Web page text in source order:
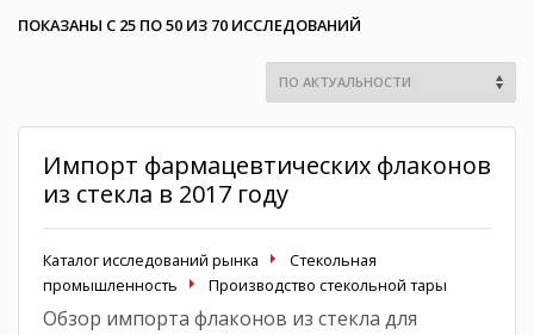
ПОКАЗАНЫ С 25 ПО 50 ИЗ 70 ИССЛЕДОВАНИЙ
Импорт фармацевтических флаконов
из стекла в 2017 году
Каталог исследований рынка
Стекольная
промышленность
Производство стекольной тары
Обзор импорта флаконов из стекла для